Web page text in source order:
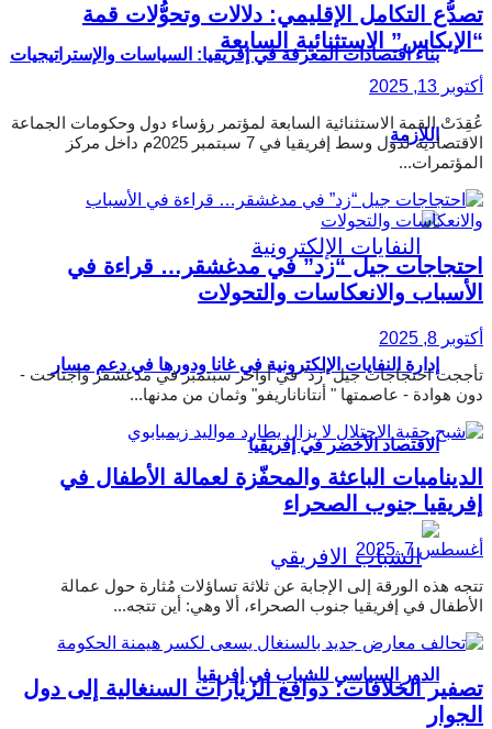
بناء اقتصادات المعرفة في إفريقيا: السياسات والإستراتيجيات
اللازمة
إدارة النفايات الإلكترونية في غانا ودورها في دعم مسار
الاقتصاد الأخضر في إفريقيا
الدور السياسي للشباب في إفريقيا
تصدُّع التكامل الإقليمي: دلالات وتحوُّلات قمة
“الإيكاس” الاستثنائية السابعة
أكتوبر 13, 2025
عُقِدَتْ القمة الاستثنائية السابعة لمؤتمر رؤساء دول وحكومات الجماعة
الاقتصادية لدول وسط إفريقيا في 7 سبتمبر 2025م داخل مركز
المؤتمرات...
احتجاجات جيل “زد” في مدغشقر… قراءة في
الأسباب والانعكاسات والتحولات
أكتوبر 8, 2025
تأججت احتجاجات جيل "زد" في أواخر سبتمبر في مدغشقر واجتاحت -
دون هوادة - عاصمتها " أنتاناناريفو" وثمان من مدنها...
الديناميات الباعثة والمحفّزة لعمالة الأطفال في
إفريقيا جنوب الصحراء
أغسطس 7, 2025
تتجه هذه الورقة إلى الإجابة عن ثلاثة تساؤلات مُثارة حول عمالة
الأطفال في إفريقيا جنوب الصحراء، ألا وهي: أين تتجه...
تصفير الخلافات: دوافع الزيارات السنغالية إلى دول
الجوار